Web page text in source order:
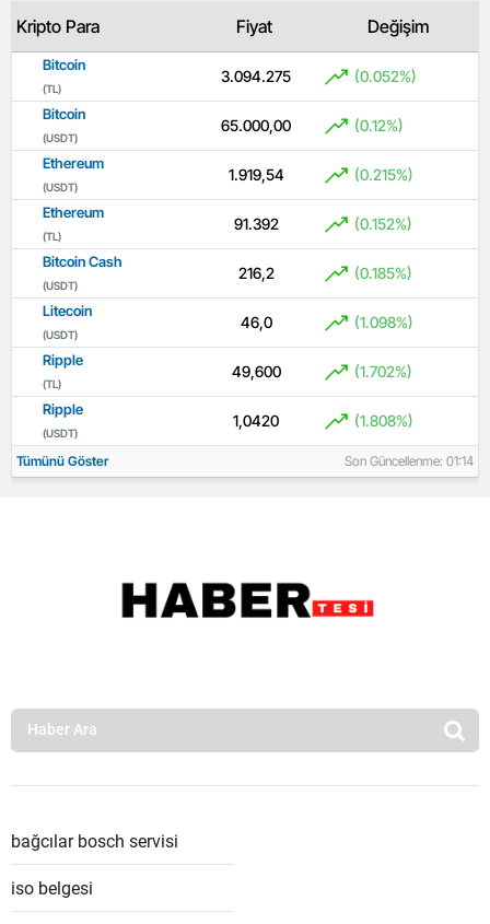
Kripto Para Fiyat Değişim
Bitcoin
(TL)
3.094.275 (0.052%)
Bitcoin
(USDT)
65.000,00 (0.12%)
Ethereum
(USDT)
1.919,54 (0.215%)
Ethereum
(TL)
91.392 (0.152%)
Bitcoin Cash
(USDT)
216,2 (0.185%)
Litecoin
(USDT)
46,0 (1.098%)
Ripple
(TL)
49,600 (1.702%)
Ripple
(USDT)
1,0420 (1.808%)
Tümünü Göster Son Güncellenme: 01:14
bağcılar bosch servisi
iso belgesi